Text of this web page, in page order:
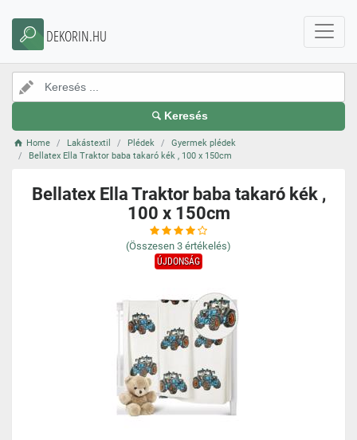
DEKORIN.HU
Keresés
Home Lakástextil Plédek
Gyermek plédek
Bellatex Ella Traktor baba takaró kék , 100 x 150cm
Bellatex Ella Traktor baba takaró kék ,
100 x 150cm
(Összesen 3 értékelés)
ÚJDONSÁG